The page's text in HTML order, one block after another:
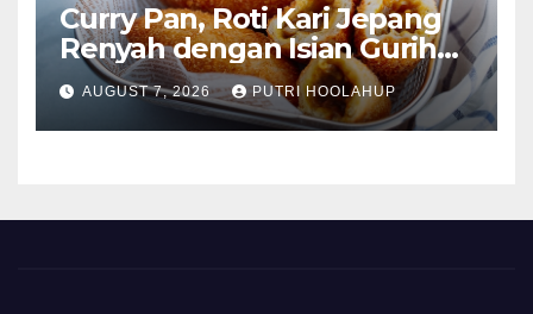
Curry Pan, Roti Kari Jepang
Renyah dengan Isian Gurih
Menggoda
AUGUST 7, 2026 PUTRI HOOLAHUP